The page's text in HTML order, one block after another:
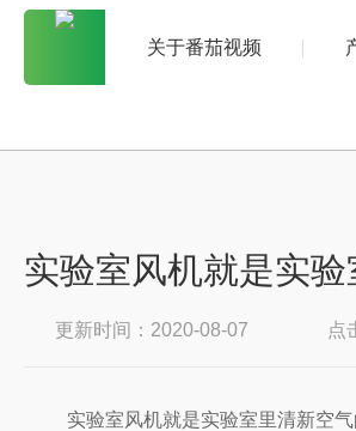
关于番茄视频
实验室风机就是实验
更新时间：2020-08-07 点
实验室风机就是实验室里清新空气的秘